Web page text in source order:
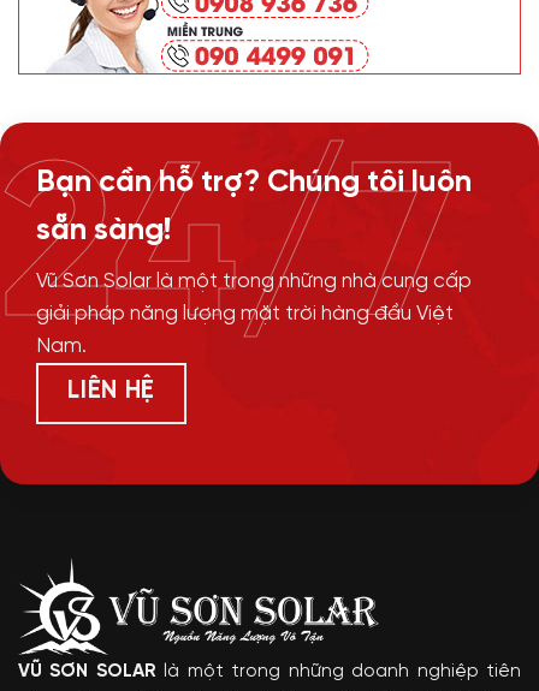
Bạn cần hỗ trợ? Chúng tôi luôn
sẵn sàng!
Vũ Sơn Solar là một trong những nhà cung cấp
giải pháp năng lượng mặt trời hàng đầu Việt
Nam.
LIÊN HỆ
24/7
VŨ SƠN SOLAR là một trong những doanh nghiệp tiên